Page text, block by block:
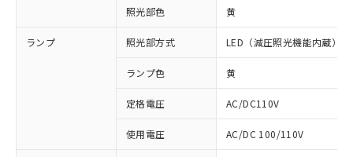
照光部色 黄
ランプ 照光部方式 LED（減圧照光機能内蔵）
ランプ色 黄
定格電圧 AC/DC110V
使用電圧 AC/DC 100/110V